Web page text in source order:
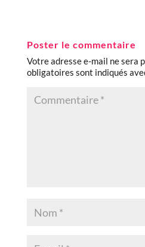
Poster le commentaire
Votre adresse e-mail ne sera
obligatoires sont indiqués